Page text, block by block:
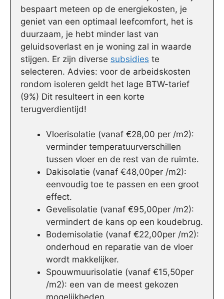
bespaart meteen op de energiekosten, je
geniet van een optimaal leefcomfort, het is
duurzaam, je hebt minder last van
geluidsoverlast en je woning zal in waarde
stijgen. Er zijn diverse subsidies te
selecteren. Advies: voor de arbeidskosten
rondom isoleren geldt het lage BTW-tarief
(9%) Dit resulteert in een korte
terugverdientijd!
Vloerisolatie (vanaf €28,00 per /m2):
verminder temperatuurverschillen
tussen vloer en de rest van de ruimte.
Dakisolatie (vanaf €48,00per /m2):
eenvoudig toe te passen en een groot
effect.
Gevelisolatie (vanaf €95,00per /m2):
vermindert de kans op een koudebrug.
Bodemisolatie (vanaf €22,00per /m2):
onderhoud en reparatie van de vloer
wordt makkelijker.
Spouwmuurisolatie (vanaf €15,50per
/m2): een van de meest gekozen